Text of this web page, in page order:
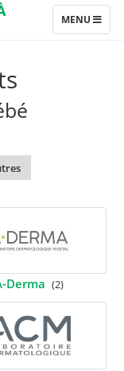
TOGGLE
NAVIGATION
MENU
Derma (2)